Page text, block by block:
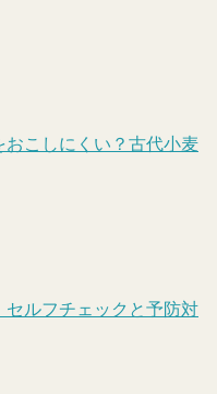
おこしにくい？古代小麦
ルフチェックと予防対